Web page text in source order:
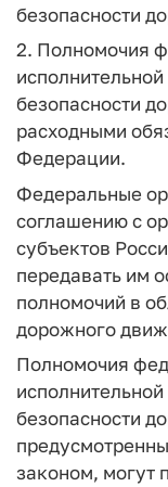
безопасности
2. Полномочия
безопасности
расходными
Федерации.
Федеральные
соглашению с
субъектов
передавать им
полномочий в
дорожного
Полномочия
безопасности
законом, могут